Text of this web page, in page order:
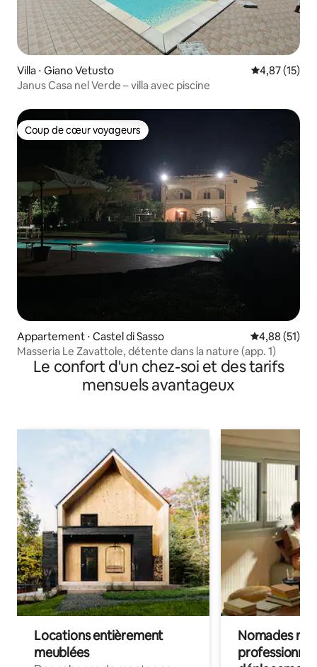
Villa ⋅ Giano Vetusto Évaluation
4,87 (15)
Janus Casa nel Verde – villa avec piscine
Coup de cœur voyageurs
Coup de cœur voyageurs
Appartement ⋅ Castel di Sasso Évaluation
4,88 (51)
Masseria Le Zavattole, détente dans la nature (app. 1)
Le confort d'un chez-soi et des tarifs
mensuels avantageux
Locations entièrement
meublées
Nomades